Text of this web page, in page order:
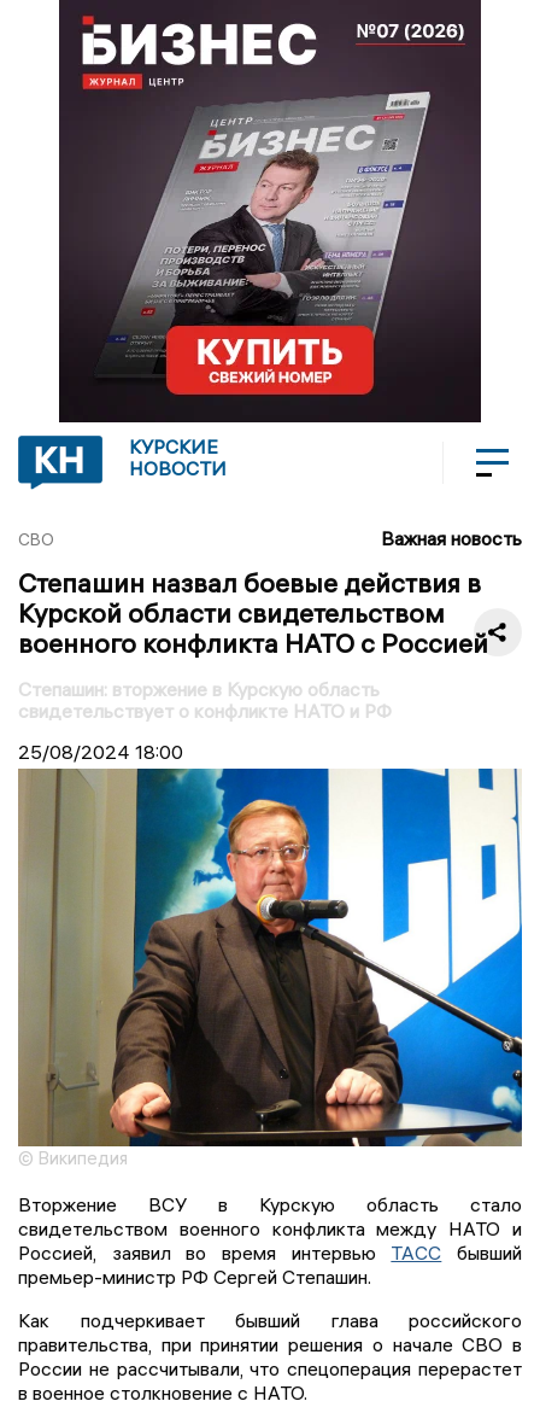
КУРСКИЕ
НОВОСТИ
СВО Важная новость
Степашин назвал боевые действия в
Курской области свидетельством
военного конфликта НАТО с Россией
Степашин: вторжение в Курскую область
свидетельствует о конфликте НАТО и РФ
25/08/2024 18:00
© Википедия
Вторжение ВСУ в Курскую область стало
свидетельством военного конфликта между НАТО и
Россией, заявил во время интервью ТАСС бывший
премьер-министр РФ Сергей Степашин.
Как подчеркивает бывший глава российского
правительства, при принятии решения о начале СВО в
России не рассчитывали, что спецоперация перерастет
в военное столкновение с НАТО.